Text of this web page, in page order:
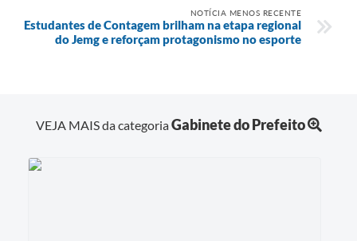
NOTÍCIA MENOS RECENTE
Estudantes de Contagem brilham na etapa regional
do Jemg e reforçam protagonismo no esporte
VEJA MAIS da categoriaGabinete do Prefeito